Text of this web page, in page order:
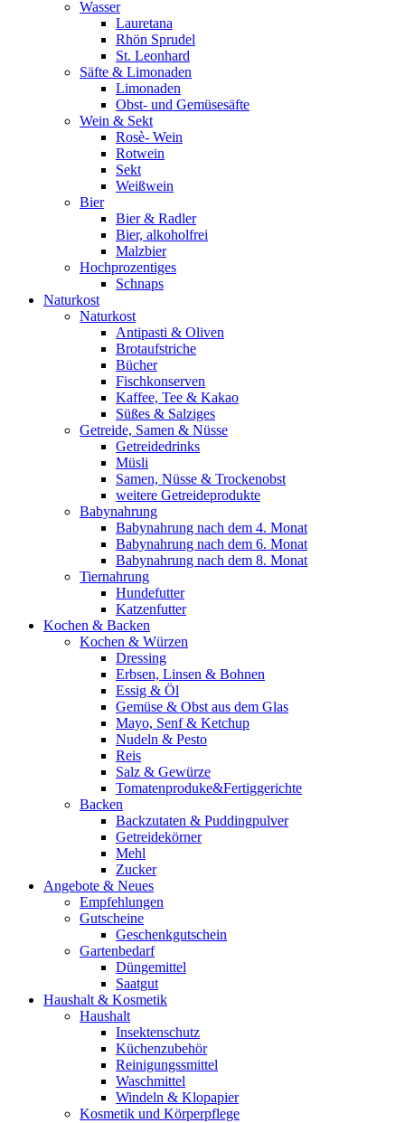
Wasser
Lauretana
Rhön Sprudel
St. Leonhard
Säfte & Limonaden
Limonaden
Obst- und Gemüsesäfte
Wein & Sekt
Rosè- Wein
Rotwein
Sekt
Weißwein
Bier
Bier & Radler
Bier, alkoholfrei
Malzbier
Hochprozentiges
Schnaps
Naturkost
Naturkost
Antipasti & Oliven
Brotaufstriche
Bücher
Fischkonserven
Kaffee, Tee & Kakao
Süßes & Salziges
Getreide, Samen & Nüsse
Getreidedrinks
Müsli
Samen, Nüsse & Trockenobst
weitere Getreideprodukte
Babynahrung
Babynahrung nach dem 4. Monat
Babynahrung nach dem 6. Monat
Babynahrung nach dem 8. Monat
Tiernahrung
Hundefutter
Katzenfutter
Kochen & Backen
Kochen & Würzen
Dressing
Erbsen, Linsen & Bohnen
Essig & Öl
Gemüse & Obst aus dem Glas
Mayo, Senf & Ketchup
Nudeln & Pesto
Reis
Salz & Gewürze
Tomatenproduke&Fertiggerichte
Backen
Backzutaten & Puddingpulver
Getreidekörner
Mehl
Zucker
Angebote & Neues
Empfehlungen
Gutscheine
Geschenkgutschein
Gartenbedarf
Düngemittel
Saatgut
Haushalt & Kosmetik
Haushalt
Insektenschutz
Küchenzubehör
Reinigungssmittel
Waschmittel
Windeln & Klopapier
Kosmetik und Körperpflege